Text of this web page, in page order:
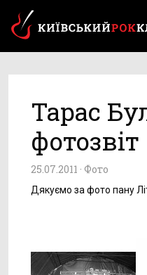
Тарас
фотозвіт
25.07.2011 · Фото
Дякуємо за фото пану